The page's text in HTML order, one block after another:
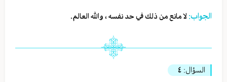
الجواب: لا مانع من ذلك في حد نفسه ، والله العالم.
السؤال: ٤